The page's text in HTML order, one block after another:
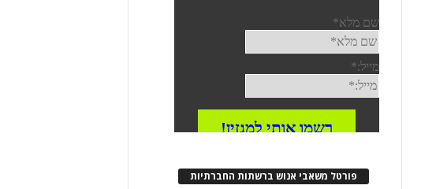
פורטל משאבי אנוש ברשתות החברתיות